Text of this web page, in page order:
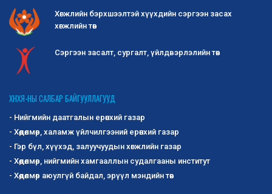
Хөгжлийн бэрхшээлтэй хүүхдийн сэргээн засах
хөгжлийн төв
Сэргээн засалт, сургалт, үйлдвэрлэлийн төв
ХНХЯ-НЫ САЛБАР БАЙГУУЛЛАГУУД
- Нийгмийн даатгалын ерөнхий газар
- Хөдөлмөр, халамж үйлчилгээний ерөнхий газар
- Гэр бүл, хүүхэд, залуучуудын хөгжлийн газар
- Хөдөлмөр, нийгмийн хамгааллын судалгааны институт
- Хөдөлмөр аюулгүй байдал, эрүүл мэндийн төв